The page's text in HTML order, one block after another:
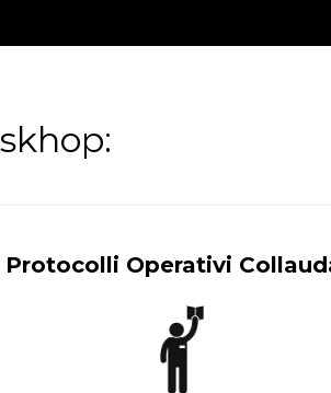
Protocolli Operativi